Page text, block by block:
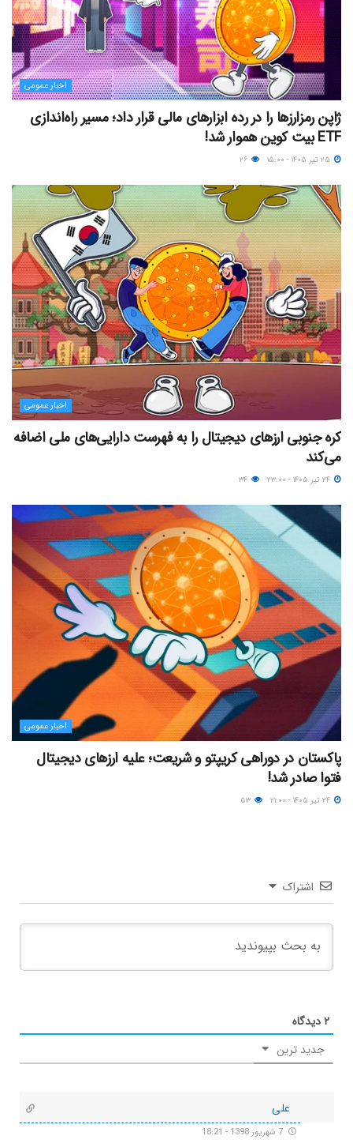
اخبار عمومی
ژاپن رمزارزها را در رده ابزارهای مالی قرار داد؛ مسیر راه‌اندازی
ETF بیت کوین هموار شد!
اخبار عمومی
کره جنوبی ارزهای دیجیتال را به فهرست دارایی‌های ملی اضافه
می‌کند
اخبار عمومی
پاکستان در دوراهی کریپتو و شریعت؛ علیه ارزهای دیجیتال
فتوا صادر شد!
اشتراک
۲دیدگاه
جدید ترین
علی